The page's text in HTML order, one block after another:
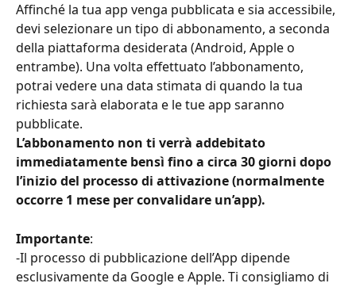
Affinché la tua app venga pubblicata e sia accessibile,
devi selezionare un tipo di abbonamento, a seconda
della piattaforma desiderata (Android, Apple o
entrambe). Una volta effettuato l’abbonamento,
potrai vedere una data stimata di quando la tua
richiesta sarà elaborata e le tue app saranno
pubblicate.
L’abbonamento non ti verrà addebitato
immediatamente bensì fino a circa 30 giorni dopo
l’inizio del processo di attivazione (normalmente
occorre 1 mese per convalidare un’app).
Importante:
-Il processo di pubblicazione dell’App dipende
esclusivamente da Google e Apple. Ti consigliamo di